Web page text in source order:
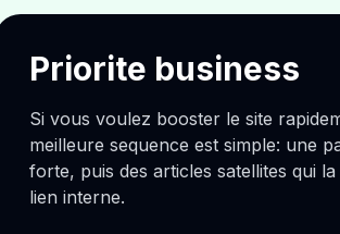
Priorite business
Si vous voulez booster le site
meilleure sequence est simple: une
forte, puis des articles satellites qui
lien interne.